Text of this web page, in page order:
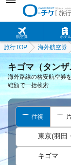
航空券 ホテル
旅行TOP 海外航空券
キゴマ（タン
海外路線の格安航空券
総額で一括検索
往復
東京(羽田
キゴマ